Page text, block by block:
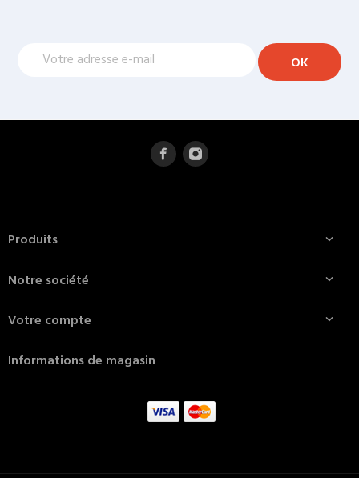
Produits 
Notre société 
Votre compte 
Informations de magasin